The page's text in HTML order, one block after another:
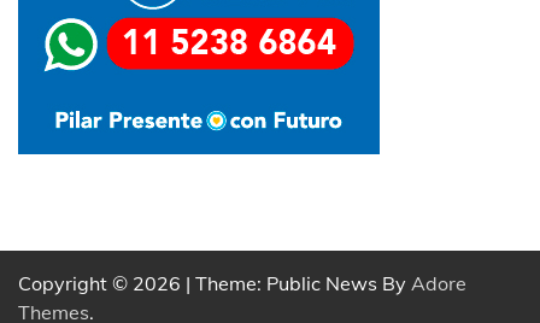
Copyright © 2026 | Theme: Public News By Adore
Themes.